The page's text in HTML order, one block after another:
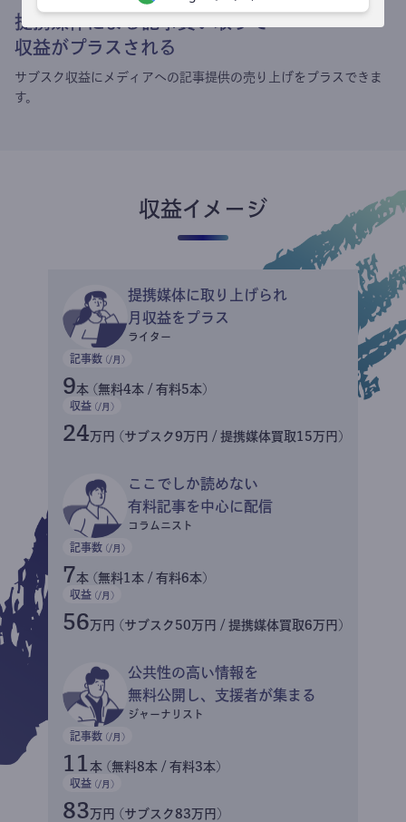
提携媒体による記事買い取りで
収益がプラスされる
サブスク収益にメディアへの記事提供の売り上げをプラスできま
す。
収益イメージ
提携媒体に取り上げられ
月収益をプラス
ライター
記事数 (/月)
9本 (無料4本 / 有料5本)
収益 (/月)
24万円 (サブスク9万円 / 提携媒体買取15万円)
ここでしか読めない
有料記事を中心に配信
コラムニスト
記事数 (/月)
7本 (無料1本 / 有料6本)
収益 (/月)
56万円 (サブスク50万円 / 提携媒体買取6万円)
公共性の高い情報を
無料公開し、支援者が集まる
ジャーナリスト
記事数 (/月)
11 本 (無料8本 / 有料3本)
収益 (/月)
83万円 (サブスク83万円)